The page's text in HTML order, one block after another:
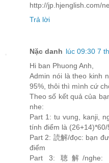
http://jp.hjenglish.com/
Trả lời
Nặc danh lúc 09:30 7
Hi ban Phuong Anh,
Admin nói là theo kinh
95%, thôi thì mình cứ
Theo số kết quả của
nhe:
Part 1: tu vung, kanji,
tính điểm là
Part 2: 読解/đọc: bạn
điểm
Part 3: 聴解/nghe: